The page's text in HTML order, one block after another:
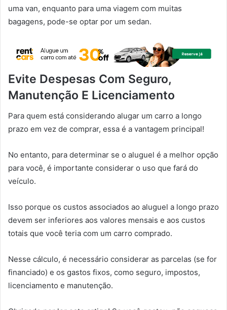
uma van, enquanto para uma viagem com muitas
bagagens, pode-se optar por um sedan.
Evite Despesas Com Seguro,
Manutenção E Licenciamento
Para quem está considerando alugar um carro a longo
prazo em vez de comprar, essa é a vantagem principal!
No entanto, para determinar se o aluguel é a melhor opção
para você, é importante considerar o uso que fará do
veículo.
Isso porque os custos associados ao aluguel a longo prazo
devem ser inferiores aos valores mensais e aos custos
totais que você teria com um carro comprado.
Nesse cálculo, é necessário considerar as parcelas (se for
financiado) e os gastos fixos, como seguro, impostos,
licenciamento e manutenção.